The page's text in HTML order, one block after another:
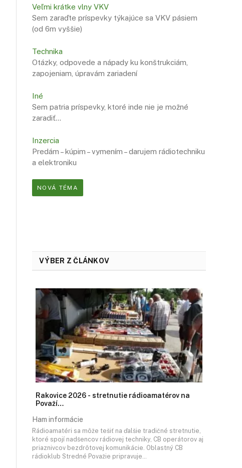
Veľmi krátke vlny VKV
Sem zaraďte príspevky týkajúce sa VKV pásiem
(od 6m vyššie)
Technika
Otázky, odpovede a nápady ku konštrukciám,
zapojeniam, úpravám zariadení
Iné
Sem patria príspevky, ktoré inde nie je možné
zaradiť…
Inzercia
Predám – kúpim – vymením – darujem rádiotechniku
a elektroniku
NOVÁ TÉMA
VÝBER Z ČLÁNKOV
Rakovice 2026 - stretnutie rádioamatérov na
Považí…
Ham informácie
Rádioamatéri sa môže tešiť na ďalšie tradičné stretnutie,
ktoré spojí nadšencov rádiovej techniky, CB operátorov aj
priaznivcov bezdrôtovej komunikácie. Oblastný CB
rádioklub Stredné Považie pripravuje…